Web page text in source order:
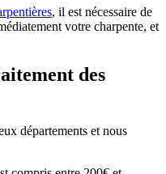
, il est nécessaire de
votre charpente, et
des
départements et nous